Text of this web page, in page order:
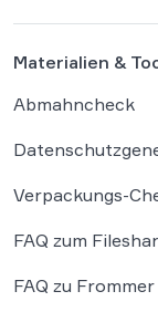
Materialien &
Abmahncheck
Verpackungs-
FAQ zum
FAQ zu